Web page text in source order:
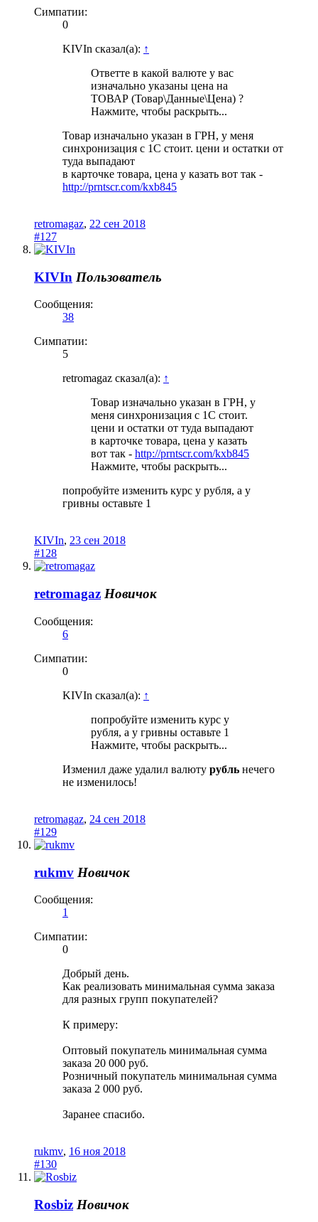
Симпатии:
0
KIVIn сказал(а): ↑
Ответте в какой валюте у вас
изначально указаны цена на
ТОВАР (Товар\Данные\Цена) ?
Нажмите, чтобы раскрыть...
Товар изначально указан в ГРН, у меня
синхронизация с 1С стоит. цени и остатки от
туда выпадают
в карточке товара, цена у казать вот так -
http://prntscr.com/kxb845
retromagaz, 22 сен 2018
#127
KIVIn Пользователь
Сообщения:
38
Симпатии:
5
retromagaz сказал(а): ↑
Товар изначально указан в ГРН, у
меня синхронизация с 1С стоит.
цени и остатки от туда выпадают
в карточке товара, цена у казать
вот так - http://prntscr.com/kxb845
Нажмите, чтобы раскрыть...
попробуйте изменить курс у рубля, а у
гривны оставьте 1
KIVIn, 23 сен 2018
#128
retromagaz Новичок
Сообщения:
6
Симпатии:
0
KIVIn сказал(а): ↑
попробуйте изменить курс у
рубля, а у гривны оставьте 1
Нажмите, чтобы раскрыть...
Изменил даже удалил валюту рубль нечего
не изменилось!
retromagaz, 24 сен 2018
#129
rukmv Новичок
Сообщения:
1
Симпатии:
0
Добрый день.
Как реализовать минимальная сумма заказа
для разных групп покупателей?
К примеру:
Оптовый покупатель минимальная сумма
заказа 20 000 руб.
Розничный покупатель минимальная сумма
заказа 2 000 руб.
Заранее спасибо.
rukmv, 16 ноя 2018
#130
Rosbiz Новичок